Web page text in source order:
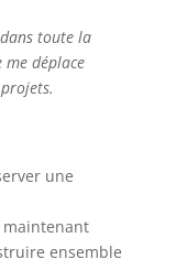
toute la
me déplace
une
maintenant
ensemble